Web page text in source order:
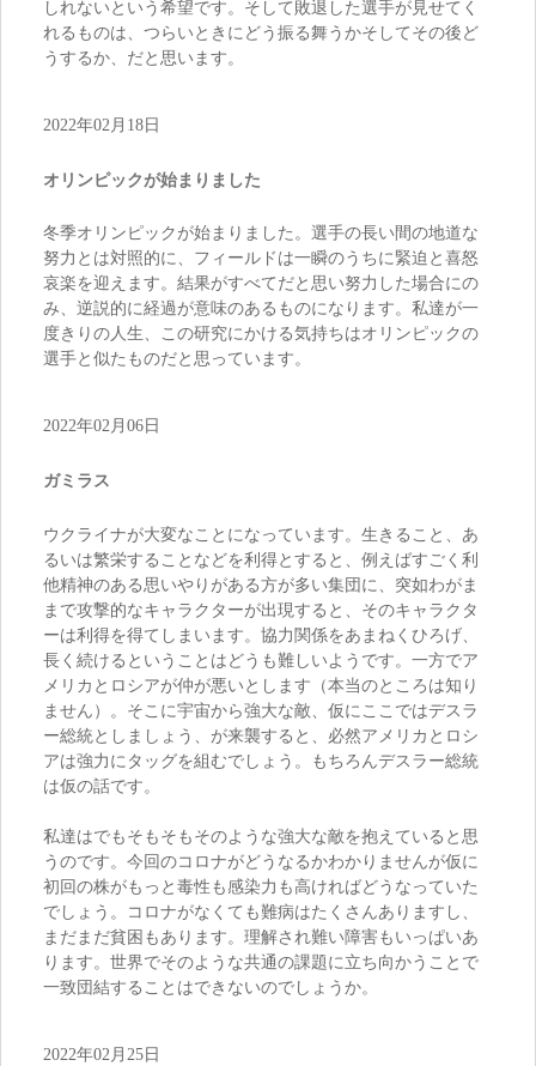
しれないという希望です。そして敗退した選手が見せてく
れるものは、つらいときにどう振る舞うかそしてその後ど
うするか、だと思います。
2022年02月18日
オリンピックが始まりました
冬季オリンピックが始まりました。選手の長い間の地道な
努力とは対照的に、フィールドは一瞬のうちに緊迫と喜怒
哀楽を迎えます。結果がすべてだと思い努力した場合にの
み、逆説的に経過が意味のあるものになります。私達が一
度きりの人生、この研究にかける気持ちはオリンピックの
選手と似たものだと思っています。
2022年02月06日
ガミラス
ウクライナが大変なことになっています。生きること、あ
るいは繁栄することなどを利得とすると、例えばすごく利
他精神のある思いやりがある方が多い集団に、突如わがま
まで攻撃的なキャラクターが出現すると、そのキャラクタ
ーは利得を得てしまいます。協力関係をあまねくひろげ、
長く続けるということはどうも難しいようです。一方でア
メリカとロシアが仲が悪いとします（本当のところは知り
ません）。そこに宇宙から強大な敵、仮にここではデスラ
ー総統としましょう、が来襲すると、必然アメリカとロシ
アは強力にタッグを組むでしょう。もちろんデスラー総統
は仮の話です。
私達はでもそもそもそのような強大な敵を抱えていると思
うのです。今回のコロナがどうなるかわかりませんが仮に
初回の株がもっと毒性も感染力も高ければどうなっていた
でしょう。コロナがなくても難病はたくさんありますし、
まだまだ貧困もあります。理解され難い障害もいっぱいあ
ります。世界でそのような共通の課題に立ち向かうことで
一致団結することはできないのでしょうか。
2022年02月25日